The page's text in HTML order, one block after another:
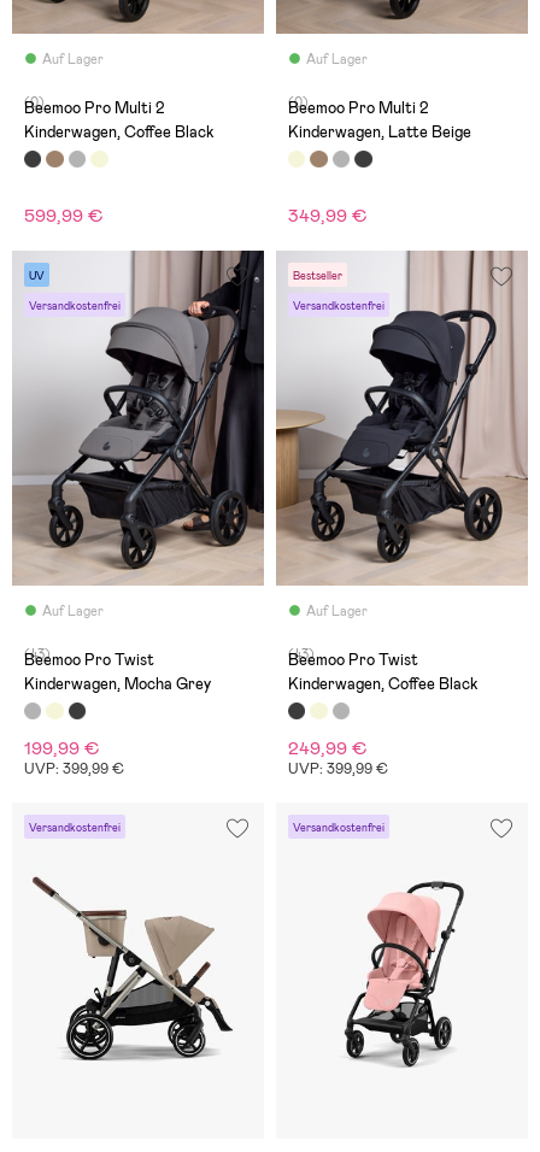
Auf Lager
(0)
Beemoo Pro Multi 2
Kinderwagen, Coffee Black
599,99 €
Auf Lager
(0)
Beemoo Pro Multi 2
Kinderwagen, Latte Beige
349,99 €
UV
Versandkostenfrei
Auf Lager
(43)
Beemoo Pro Twist
Kinderwagen, Mocha Grey
199,99 €
UVP: 399,99 €
Bestseller
Versandkostenfrei
Auf Lager
(43)
Beemoo Pro Twist
Kinderwagen, Coffee Black
249,99 €
UVP: 399,99 €
Versandkostenfrei Versandkostenfrei